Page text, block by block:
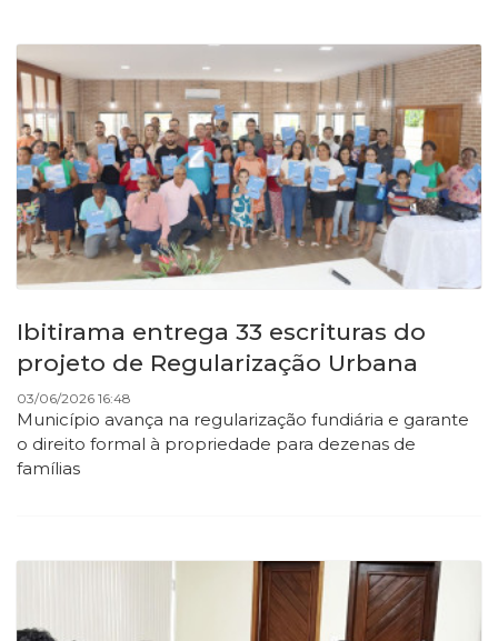
Ibitirama entrega 33 escrituras do
projeto de Regularização Urbana
03/06/2026 16:48
Município avança na regularização fundiária e garante
o direito formal à propriedade para dezenas de
famílias